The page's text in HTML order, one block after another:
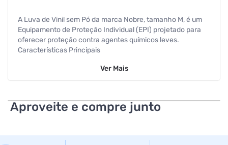
A Luva de Vinil sem Pó da marca Nobre, tamanho M, é um
Equipamento de Proteção Individual (EPI) projetado para
oferecer proteção contra agentes químicos leves.
Características Principais
Material: Confeccionada em Policloreto de Vinila (vinil), um
Sem Pó: A ausência de pó (talco) reduz o risco de alergias e
Proteção Química: É recomendada para manuseio de
Ver Mais
Aproveite e compre junto